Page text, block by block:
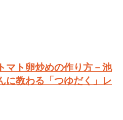
マト卵炒めの作り方－池
に教わる「つゆだく」レ